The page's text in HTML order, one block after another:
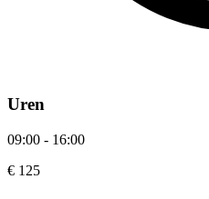
Uren
09:00 - 16:00
€ 125